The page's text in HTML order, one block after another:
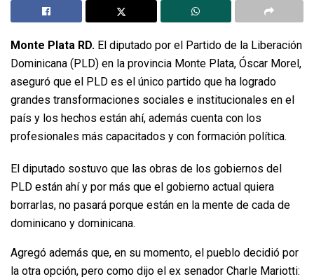
Monte Plata RD. El diputado por el Partido de la Liberación
Dominicana (PLD) en la provincia Monte Plata, Óscar Morel,
aseguró que el PLD es el único partido que ha logrado
grandes transformaciones sociales e institucionales en el
país y los hechos están ahí, además cuenta con los
profesionales más capacitados y con formación política.
El diputado sostuvo que las obras de los gobiernos del
PLD están ahí y por más que el gobierno actual quiera
borrarlas, no pasará porque están en la mente de cada de
dominicano y dominicana.
Agregó además que, en su momento, el pueblo decidió por
la otra opción, pero como dijo el ex senador Charle Mariotti: